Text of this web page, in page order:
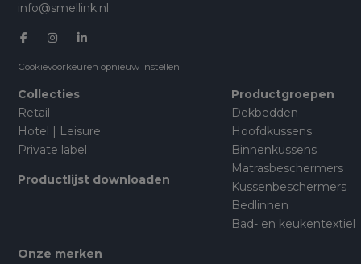
info@smellink.nl
Cookievoorkeuren opnieuw instellen
Collecties
Retail
Hotel | Leisure
Private label
Productlijst downloaden
Productgroepen
Dekbedden
Hoofdkussens
Binnenkussens
Matrasbeschermers
Kussenbeschermers
Bedlinnen
Bad- en keukentextiel
Onze merken